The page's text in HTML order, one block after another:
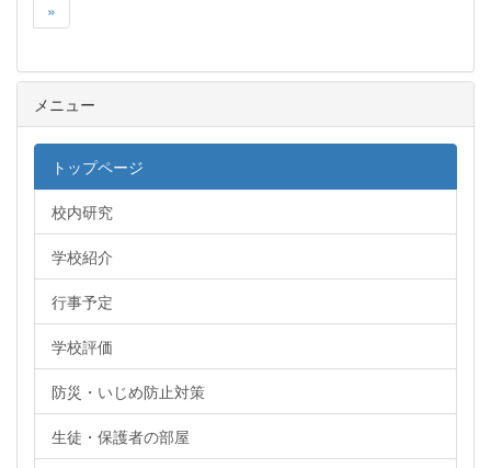
»
メニュー
トップページ
校内研究
学校紹介
行事予定
学校評価
防災・いじめ防止対策
生徒・保護者の部屋